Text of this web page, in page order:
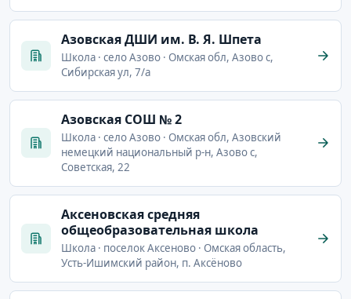
Азовская ДШИ им. В. Я. Шпета
Школа · село Азово · Омская обл, Азово с,
Сибирская ул, 7/а
Азовская СОШ № 2
Школа · село Азово · Омская обл, Азовский
немецкий национальный р-н, Азово с,
Советская, 22
Аксеновская средняя
общеобразовательная школа
Школа · поселок Аксеново · Омская область,
Усть-Ишимский район, п. Аксёново